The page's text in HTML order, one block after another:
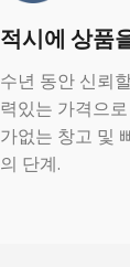
적시에 상품
수년 동안 신뢰
력있는 가격으
가없는 창고 및
의 단계.